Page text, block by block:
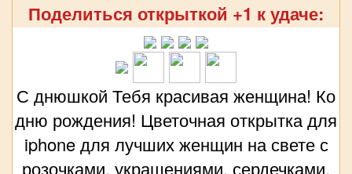
Поделиться открыткой +1 к удаче:
С днюшкой Тебя красивая женщина! Ко
дню рождения! Цветочная открытка для
iphone для лучших женщин на свете с
розочками, украшениями, сердечками,